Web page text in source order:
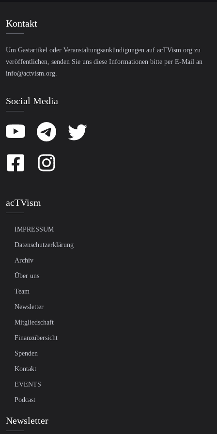
Kontakt
Um Gastartikel oder Veranstaltungsankündigungen auf acTVism.org zu
veröffentlichen, senden Sie uns diese Informationen bitte per E-Mail an
info@actvism.org
Social Media
acTVism
IMPRESSUM
Datenschutzerklärung
Archiv
Über uns
Team
Newsletter
Mitgliedschaft
Finanzübersicht
Spenden
Kontakt
EVENTS
Podcast
Newsletter